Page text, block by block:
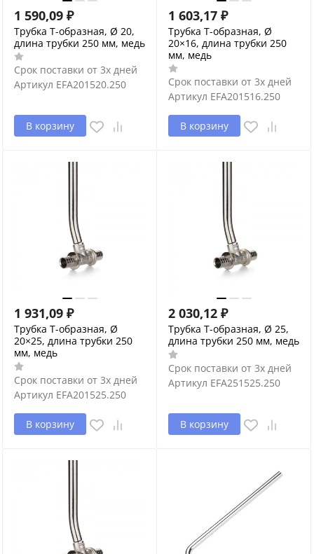
1 590,09 ₽
Трубка T-образная, Ø 20,
длина трубки 250 мм, медь
Срок поставки от 3х дней
Артикул EFA201520.250
В корзину
1 603,17 ₽
Трубка T-образная, Ø
20×16, длина трубки 250
мм, медь
Срок поставки от 3х дней
Артикул EFA201516.250
В корзину
1 931,09 ₽
Трубка T-образная, Ø
20×25, длина трубки 250
мм, медь
Срок поставки от 3х дней
Артикул EFA201525.250
В корзину
2 030,12 ₽
Трубка T-образная, Ø 25,
длина трубки 250 мм, медь
Срок поставки от 3х дней
Артикул EFA251525.250
В корзину